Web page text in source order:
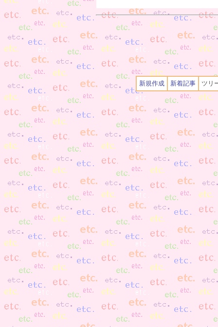
新規作成 新着記事 ツリ